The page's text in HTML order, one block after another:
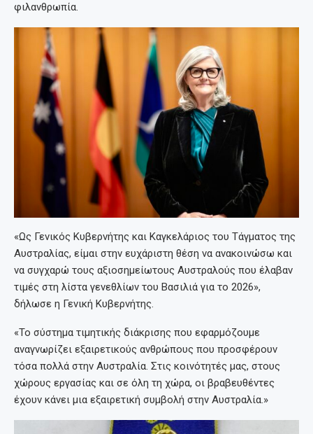
φιλανθρωπία.
«Ως Γενικός Κυβερνήτης και Καγκελάριος του Τάγματος της
Αυστραλίας, είμαι στην ευχάριστη θέση να ανακοινώσω και
να συγχαρώ τους αξιοσημείωτους Αυστραλούς που έλαβαν
τιμές στη λίστα γενεθλίων του Βασιλιά για το 2026»,
δήλωσε η Γενική Κυβερνήτης.
«Το σύστημα τιμητικής διάκρισης που εφαρμόζουμε
αναγνωρίζει εξαιρετικούς ανθρώπους που προσφέρουν
τόσα πολλά στην Αυστραλία. Στις κοινότητές μας, στους
χώρους εργασίας και σε όλη τη χώρα, οι βραβευθέντες
έχουν κάνει μια εξαιρετική συμβολή στην Αυστραλία.»